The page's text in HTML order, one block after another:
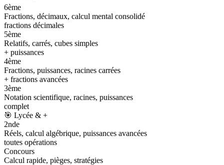
6ème
Fractions, décimaux, calcul mental consolidé
fractions décimales
5ème
Relatifs, carrés, cubes simples
+ puissances
4ème
Fractions, puissances, racines carrées
+ fractions avancées
3ème
Notation scientifique, racines, puissances
complet
🎯 Lycée & +
2nde
Réels, calcul algébrique, puissances avancées
toutes opérations
Concours
Calcul rapide, pièges, stratégies